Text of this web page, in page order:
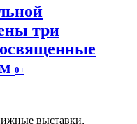
три
0+
выставки,